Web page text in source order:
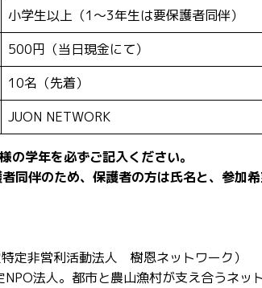
小学生以上（1～3年生は要保護者同伴）
500円（当日現金にて）
10名（先着）
JUON NETWORK
学年を必ずご記入ください。
同伴のため、保護者の方は氏名と、参加
特定非営利活動法人 樹恩ネットワーク）
法人。都市と農山漁村が支え合うネッ